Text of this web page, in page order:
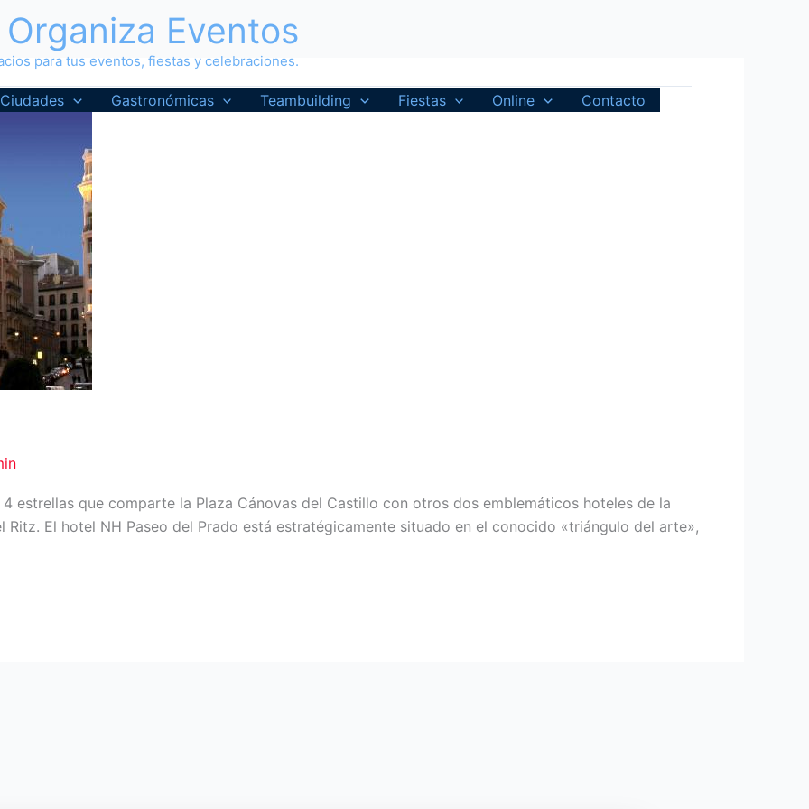
Organiza Eventos
para tus eventos, fiestas y celebraciones.
Ciudades Gastronómicas Teambuilding Fiestas Online Contacto
estrellas que comparte la Plaza Cánovas del Castillo con otros dos emblemáticos hoteles de la
El hotel NH Paseo del Prado está estratégicamente situado en el conocido «triángulo del arte»,